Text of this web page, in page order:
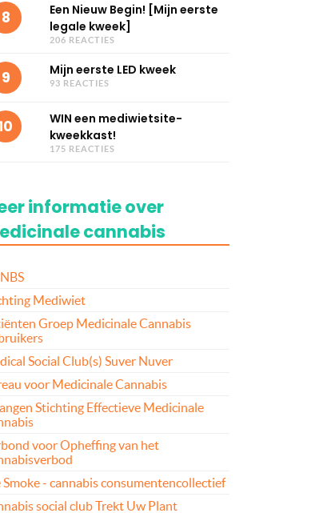
8
Een Nieuw Begin! [Mijn eerste
legale kweek]
206 REACTIES
9 Mijn eerste LED kweek
93 REACTIES
WIN een mediwietsite-
kweekkast!
175 REACTIES
informatie over
cannabis
Mediwiet
Groep Medicinale Cannabis
Social Club(s) Suver Nuver
voor Medicinale Cannabis
Stichting Effectieve Medicinale
voor Opheffing van het
Smoke - cannabis consumentencollectief
social club Trekt Uw Plant